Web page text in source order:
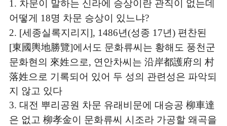
1. 차문이 말하는 신라에 승상이란 관직이 없는데
어떻게 18명 차문 승상이 있느냐?
2. [세종실록지리지], 1486년(성종 17년) 편찬된
[東國輿地勝覽]에서도 문화류씨는 황해도 풍천군
문화현의 來姓으로, 연안차씨는 沿岸都護府의 村
落姓으로 기록되어 있어 두 성의 관련성은 파악되
지 않고 있다
3. 대전 뿌리공원 차문 유래비문에 대승공 柳車達
은 없고 柳孝金이 문화류씨 시조라 가공할 왜곡을